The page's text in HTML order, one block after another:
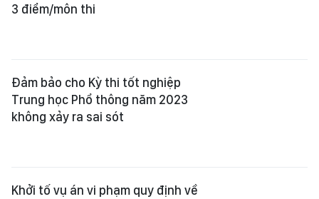
3 điểm/môn thi
Đảm bảo cho Kỳ thi tốt nghiệp
Trung học Phổ thông năm 2023
không xảy ra sai sót
Khởi tố vụ án vi phạm quy định về